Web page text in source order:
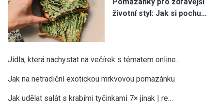
životní styl: Jak si pochu…
Jídla, která nachystat na večírek s tématem online…
Jak na netradiční exotickou mrkvovou pomazánku
Jak udělat salát s krabími tyčinkami 7× jinak | re…